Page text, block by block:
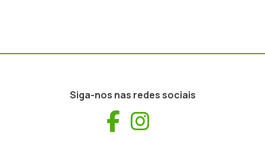
Siga-nos nas redes sociais
Facebook